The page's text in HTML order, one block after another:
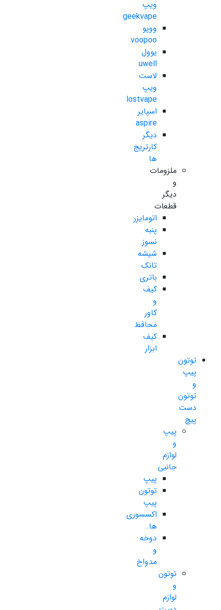
ویپ
geekvape
ووپو
voopoo
یوول
uwell
لاست
ویپ
lostvape
اسپایر
aspire
دیگر
کارتریج
ها
ملزومات
و
دیگر
قطعات
اتومایزر
پنبه
نسوز
شیشه
تانک
باتری
کیف
و
کاور
محافظ
کیف
ابزار
توتون
پیپ
و
توتون
دست
پیچ
پیپ
و
لوازم
جانبی
پیپ
توتون
پیپ
اکسسوری
ها..
دوخه
و
مدواخ
توتون
و
لوازم